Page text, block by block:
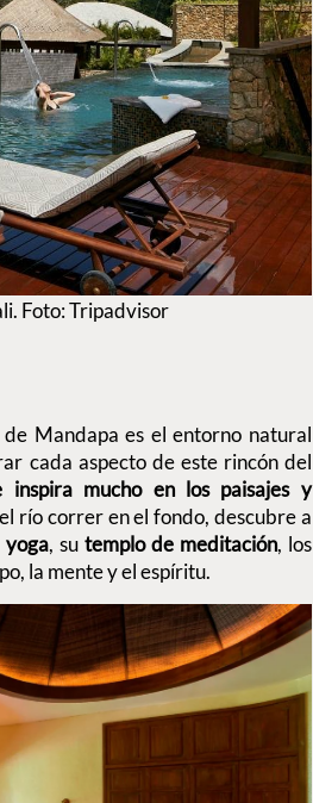
Foto: Tripadvisor
Mandapa es el entorno natural
cada aspecto de este rincón del
inspira mucho en los paisajes y
río correr en el fondo, descubre a
yoga, su templo de meditación, los
la mente y el espíritu.